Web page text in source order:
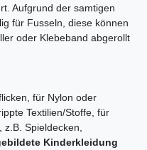
Aufgrund der samtigen
für Fusseln, diese können
oder Klebeband abgerollt
für Nylon oder
Textilien/Stoffe, für
Spieldecken,
Kinderkleidung